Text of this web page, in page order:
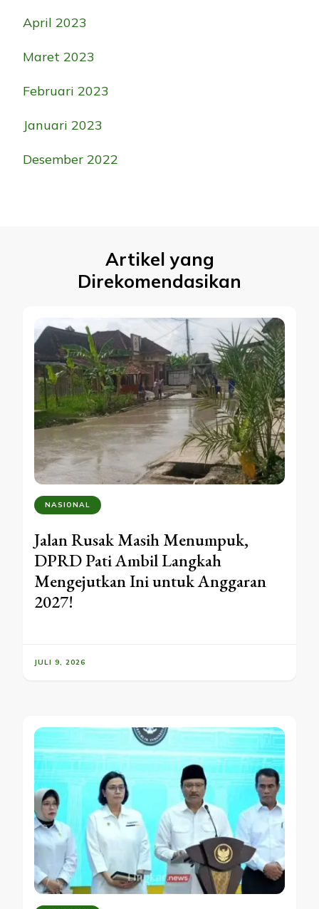
April 2023
Maret 2023
Februari 2023
Januari 2023
Desember 2022
Artikel yang
Direkomendasikan
NASIONAL
Jalan Rusak Masih Menumpuk,
DPRD Pati Ambil Langkah
Mengejutkan Ini untuk Anggaran
2027!
JULI 9, 2026